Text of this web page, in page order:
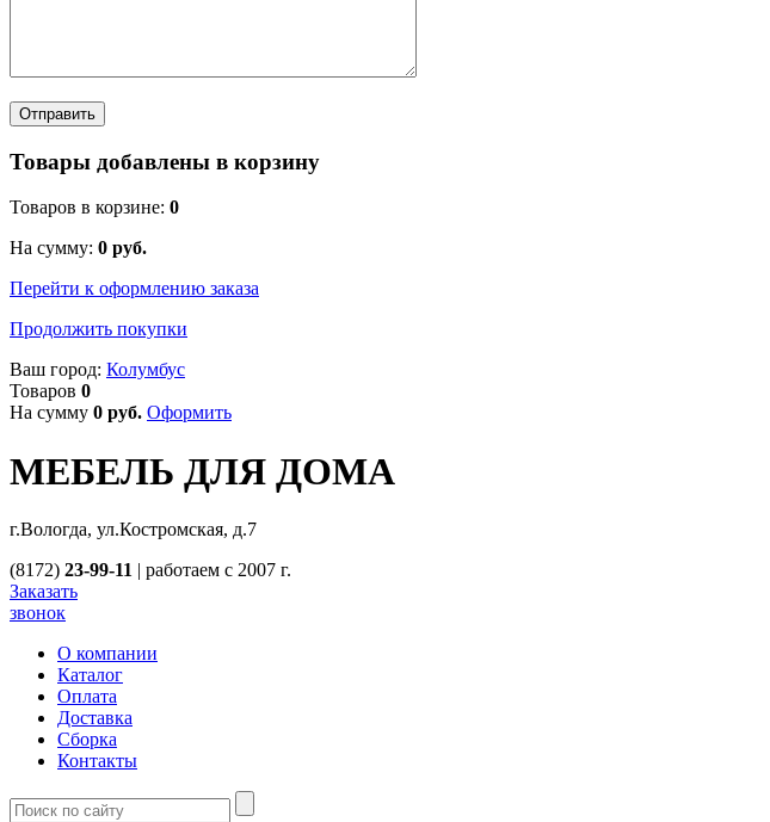
Товары добавлены в корзину
Товаров в корзине: 0
На сумму: 0 руб.
Перейти к оформлению заказа
Продолжить покупки
Ваш город: Колумбус
Товаров 0
На сумму 0 руб. Оформить
МЕБЕЛЬ ДЛЯ ДОМА
г.Вологда, ул.Костромская, д.7
(8172) 23-99-11 | работаем с 2007 г.
Заказать
звонок
О компании
Каталог
Оплата
Доставка
Сборка
Контакты